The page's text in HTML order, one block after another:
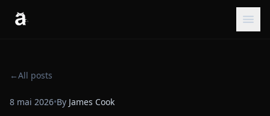
←All posts
8 mai 2026•By James Cook